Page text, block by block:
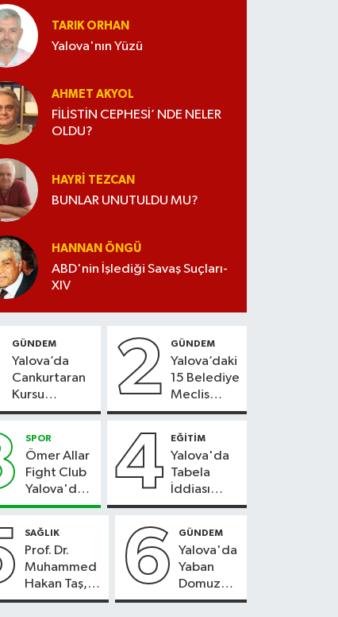
TARIK ORHAN
Yalova'nın Yüzü
AHMET AKYOL
FİLİSTİN CEPHESİ’ NDE NELER
OLDU?
HAYRI TEZCAN
BUNLAR UNUTULDU MU?
HANNAN ÖNGÜ
ABD'nin İşlediği Savaş Suçları-
XIV
GÜNDEM
Yalova’da
Cankurtaran
Kursu
Kayıtları
2 GÜNDEM
Yalova’daki
15 Belediye
Meclis
Üyesi Yeni
Geçiyor
SPOR
Ömer Allar
Fight Club
Yalova'da
Yeni
Hizmete
Başladı
4 EĞİTİM
Yalova'da
Tabela
İddiası
Gerçeği
SAĞLIK
Prof. Dr.
Muhammed
Hakan Taş,
Aktif
6 GÜNDEM
Yalova'da
Yaban
Domuzu
Köylere